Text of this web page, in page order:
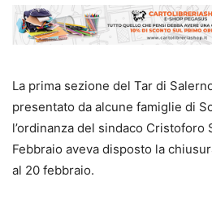
La prima sezione del Tar di
presentato da alcune famiglie di
l’ordinanza del sindaco Cristoforo
Febbraio aveva disposto la
al 20 febbraio.